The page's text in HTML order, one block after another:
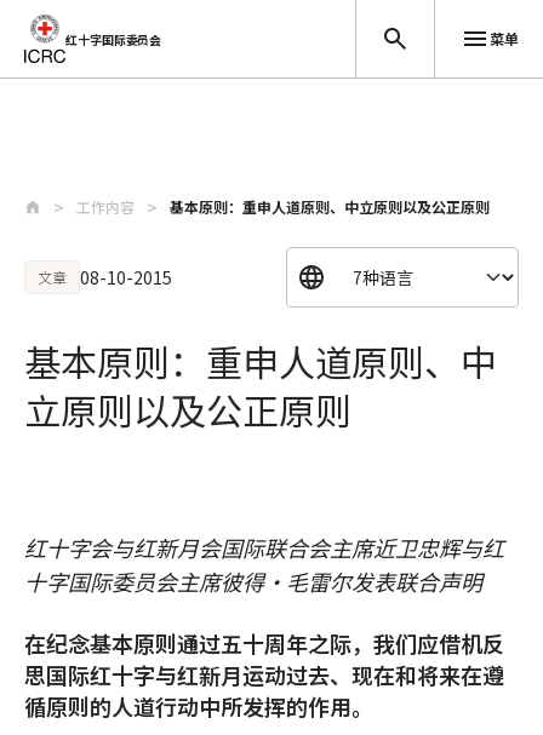
红十字国际委员会 菜单
工作内容 基本原则：重申人道原则、中立原则以及公正原则
文章 08-10-2015
基本原则：重申人道原则、中
立原则以及公正原则
红十字会与红新月会国际联合会主席近卫忠辉与红
十字国际委员会主席彼得·毛雷尔发表联合声明
在纪念基本原则通过五十周年之际，我们应借机反
思国际红十字与红新月运动过去、现在和将来在遵
循原则的人道行动中所发挥的作用。